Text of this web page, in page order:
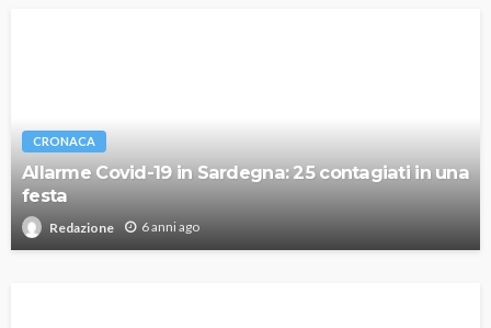
CRONACA
Allarme Covid-19 in Sardegna: 25 contagiati in una
festa
Redazione 6 anni ago